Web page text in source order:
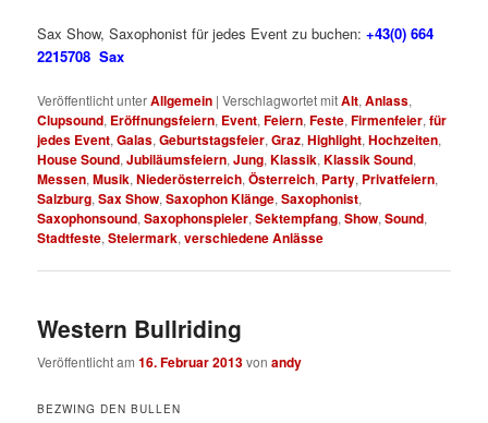
Sax Show, Saxophonist für jedes Event zu buchen: +43(0) 664
2215708 Sax
Veröffentlicht unterAllgemein |Verschlagwortet mitAlt,Anlass,
Clupsound, Eröffnungsfeiern, Event,Feiern,Feste,Firmenfeier,für
jedes Event,Galas,Geburtstagsfeier,Graz,Highlight,Hochzeiten,
House Sound,Jubiläumsfeiern,Jung,Klassik,Klassik Sound,
Messen,Musik,Niederösterreich,Österreich, Party, Privatfeiern,
Salzburg,Sax Show,Saxophon Klänge,Saxophonist,
Saxophonsound,Saxophonspieler,Sektempfang,Show,Sound,
Stadtfeste,Steiermark,verschiedene Anlässe
Western Bullriding
Veröffentlicht am16. Februar 2013vonandy
BEZWING DEN BULLEN